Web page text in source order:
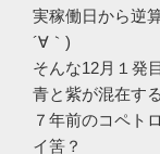
実稼働日から逆
´∀｀)
そんな12月１発
青と紫が混在す
７年前のコペト
イ筈？